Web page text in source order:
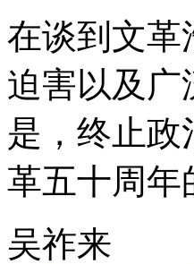
在谈到文革
迫害以及广
是，终止
革五十周年
吴祚来